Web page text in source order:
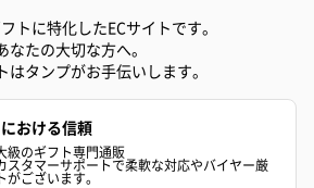
麦わらパンダバウム
（バナナ味）（540円）
3層デザート
トに特化したECサイトです。
なたの大切な方へ。
はタンプがお手伝いします。
おける信頼
級のギフト専門通販
スタマーサポートで柔軟な対応やバイヤー厳
がございます。